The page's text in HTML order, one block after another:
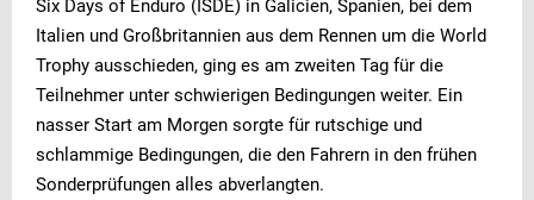
Six Days of Enduro (ISDE) in Galicien, Spanien, bei dem
Italien und Großbritannien aus dem Rennen um die World
Trophy ausschieden, ging es am zweiten Tag für die
Teilnehmer unter schwierigen Bedingungen weiter. Ein
nasser Start am Morgen sorgte für rutschige und
schlammige Bedingungen, die den Fahrern in den frühen
Sonderprüfungen alles abverlangten.